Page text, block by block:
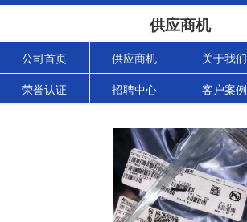
供应商机
公司首页 供应商机 关于我们
荣誉认证 招聘中心 客户案例